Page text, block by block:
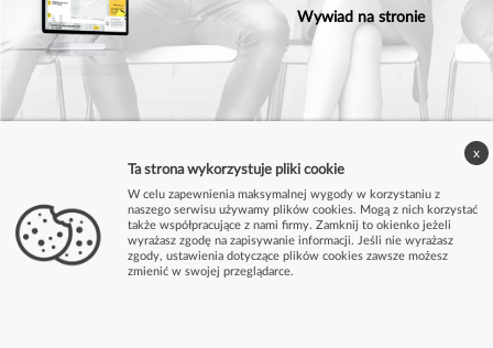
Wywiad na stronie
Ta strona wykorzystuje pliki cookie
W celu zapewnienia maksymalnej wygody w korzystaniu z
naszego serwisu używamy plików cookies. Mogą z nich korzystać
także współpracujące z nami firmy. Zamknij to okienko jeżeli
wyrażasz zgodę na zapisywanie informacji. Jeśli nie wyrażasz
zgody, ustawienia dotyczące plików cookies zawsze możesz
zmienić w swojej przeglądarce.
x